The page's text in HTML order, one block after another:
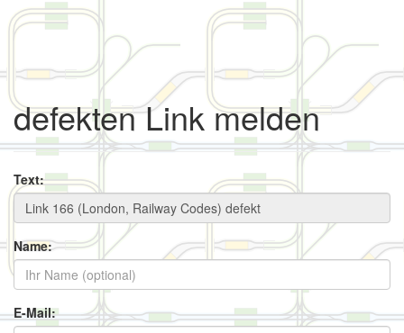
defekten Link melden
Text:
Name:
E-Mail: